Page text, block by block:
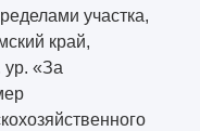
участка,
край,
ур. «За